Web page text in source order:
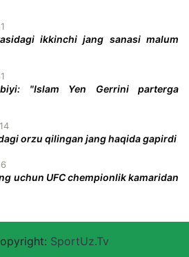
ikkinchi jang sanasi malum
"Islam Yen Gerrini parterga
orzu qilingan jang haqida gapirdi
uchun UFC chempionlik kamaridan
SportUz.Tv